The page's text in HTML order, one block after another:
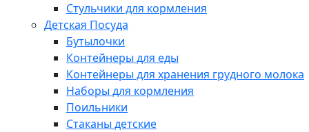
Стульчики для кормления
Детская Посуда
Бутылочки
Контейнеры для еды
Контейнеры для хранения грудного молока
Наборы для кормления
Поильники
Стаканы детские